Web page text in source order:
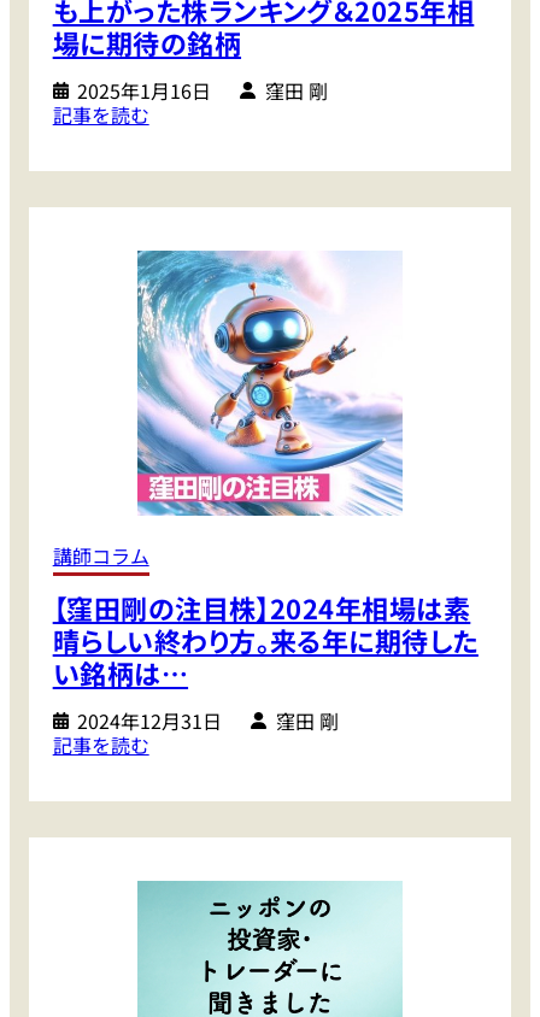
5
年
の
展
も上がった株ランキング＆2025年相
場に期待の銘柄
2025年1月16日
窪田 剛
記事を読む:
窪
田
の
注
目
株
】
2
0
2
4
年
場
で
最
も
上
が
っ
株
ラ
講師コラム
【窪田剛の注目株】2024年相場は素
晴らしい終わり方。来る年に期待した
い銘柄は…
2024年12月31日
窪田 剛
記事を読む:
窪
田
の